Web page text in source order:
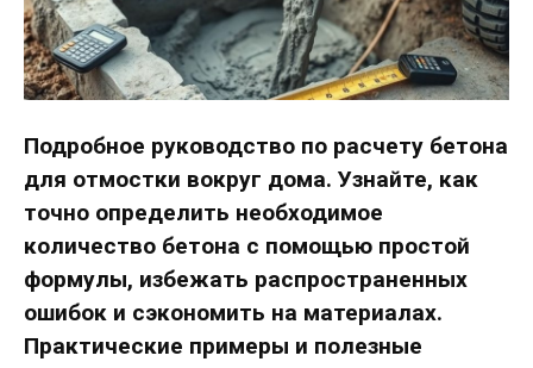
Подробное руководство по расчету бетона
для отмостки вокруг дома. Узнайте, как
точно определить необходимое
количество бетона с помощью простой
формулы, избежать распространенных
ошибок и сэкономить на материалах.
Практические примеры и полезные